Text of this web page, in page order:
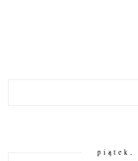
piątek,